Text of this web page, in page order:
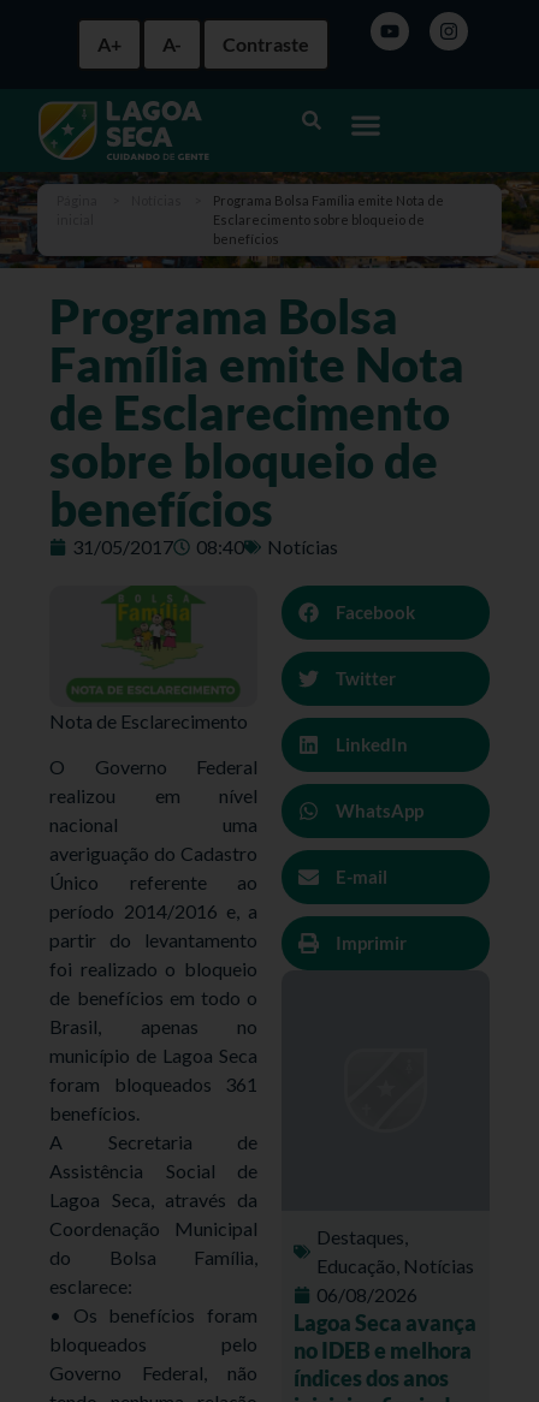
A+ A- Contraste
Programa Bolsa Família emite Nota de
Esclarecimento sobre bloqueio de
benefícios
Programa Bolsa
Família emite Nota
de Esclarecimento
sobre bloqueio de
benefícios
31/05/2017 08:40 Notícias
Nota de Esclarecimento
O Governo Federal
realizou em nível
nacional uma
averiguação do Cadastro
Único referente ao
período 2014/2016 e, a
partir do levantamento
foi realizado o bloqueio
de benefícios em todo o
Brasil, apenas no
município de Lagoa Seca
foram bloqueados 361
benefícios.
A Secretaria de
Assistência Social de
Lagoa Seca, através da
Coordenação Municipal
do Bolsa Família,
esclarece:
• Os benefícios foram
bloqueados pelo
Governo Federal, não
Facebook
Twitter
LinkedIn
WhatsApp
E-mail
Imprimir
Destaques,
Educação, Notícias
06/08/2026
Lagoa Seca avança
no IDEB e melhora
índices dos anos